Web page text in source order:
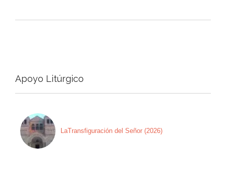
Apoyo Litúrgico
LaTransfiguración del Señor (2026)